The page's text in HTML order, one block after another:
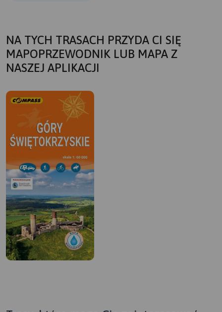
NA TYCH TRASACH PRZYDA CI SIĘ
MAPOPRZEWODNIK LUB MAPA Z
NASZEJ APLIKACJI